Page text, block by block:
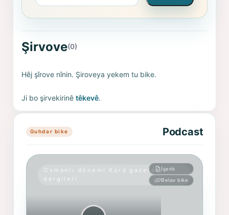
Şirvove(0)
Hêj şîrove nînin. Şiroveya yekem tu bike.
Ji bo şirvekirinêtêkevê.
Guhdar bike Podcast
Osmanlı dönemi Kürd gazete ve
dergileri
İçerik
Belav bike